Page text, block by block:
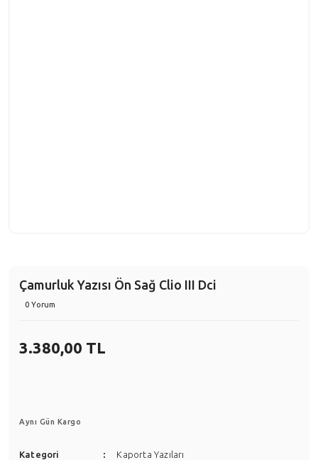
Çamurluk Yazısı Ön Sağ Clio III Dci
0 Yorum
3.380,00 TL
Aynı Gün Kargo
Kategori
Kaporta Yazıları